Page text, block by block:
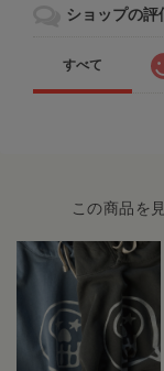
ショップの評
すべて
この商品を